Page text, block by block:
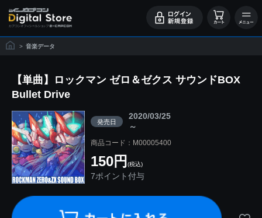
> 音楽データ
【単曲】ロックマン ゼロ＆ゼクス サウンドBOX
Bullet Drive
発売日
2020/03/25
～
商品コード：M00005400
150円 (税込)
7ポイント付与